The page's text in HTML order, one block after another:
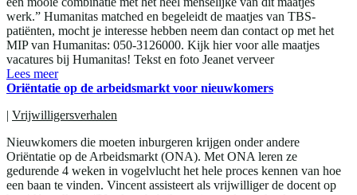
werk.” Humanitas matched en begeleidt de maatjes van TBS-
patiënten, mocht je interesse hebben neem dan contact op met het
MIP van Humanitas: 050-3126000. Kijk hier voor alle maatjes
vacatures bij Humanitas! Tekst en foto Jeanet verveer
Lees meer
Oriëntatie op de arbeidsmarkt voor nieuwkomers
| Vrijwilligersverhalen
Nieuwkomers die moeten inburgeren krijgen onder andere
Oriëntatie op de Arbeidsmarkt (ONA). Met ONA leren ze
gedurende 4 weken in vogelvlucht het hele proces kennen van hoe
een baan te vinden. Vincent assisteert als vrijwilliger de docent op